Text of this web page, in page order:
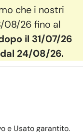
che i nostri
08/26 fino al
il 31/07/26
24/08/26.
e Usato garantito.